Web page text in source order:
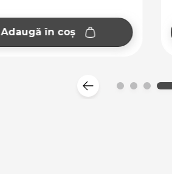
Adaugă în coș